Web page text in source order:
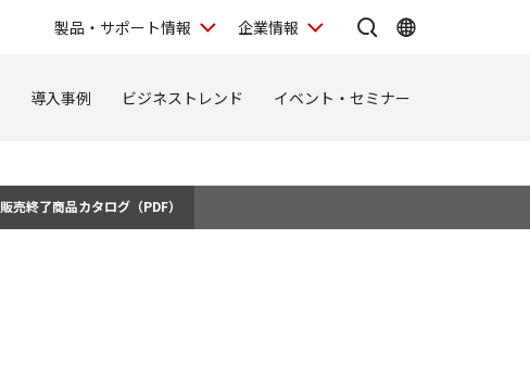
製品・サポート情報 企業情報
導入事例 ビジネストレンド イベント・セミナー
販売終了商品カタログ（PDF）